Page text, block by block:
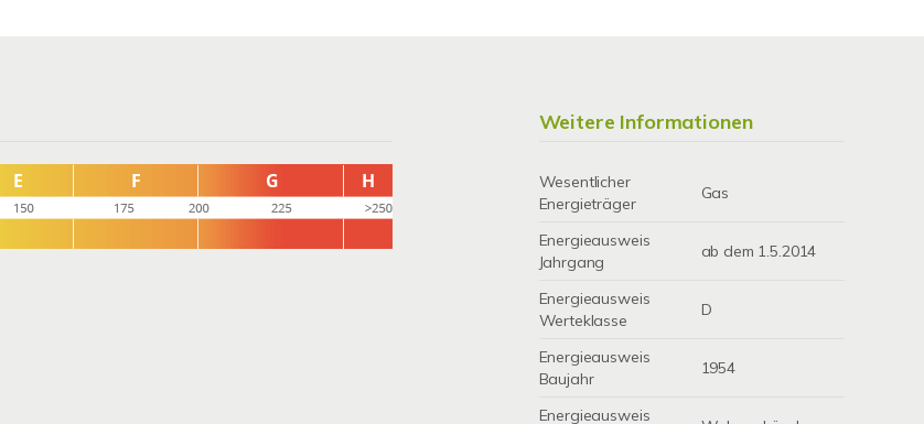
Weitere Informationen
Wesentlicher
Energieträger
Gas
Energieausweis
Jahrgang
ab dem 1.5.2014
Energieausweis
Werteklasse
D
Energieausweis
Baujahr
1954
Energieausweis